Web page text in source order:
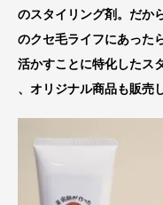
のスタイリング剤。だか
のクセ毛ライフにあった
活かすことに特化したス
、オリジナル商品も販売